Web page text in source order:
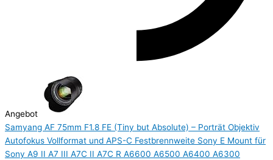
Angebot
Samyang AF 75mm F1.8 FE (Tiny but Absolute) – Porträt Objektiv
Autofokus Vollformat und APS-C Festbrennweite Sony E Mount für
Sony A9 II A7 III A7C II A7C R A6600 A6500 A6400 A6300